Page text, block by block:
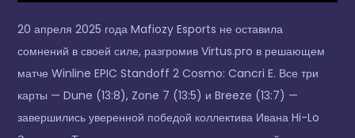
20 апреля 2025 года Mafiozy Esports не оставила
сомнений в своей силе, разгромив Virtus.pro в решающем
матче Winline EPIC Standoff 2 Cosmo: Cancri E. Все три
карты — Dune (13:8), Zone 7 (13:5) и Breeze (13:7) —
завершились уверенной победой коллектива Ивана Hi-Lo